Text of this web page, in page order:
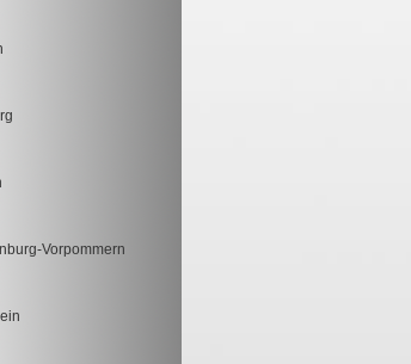
Vorpommern